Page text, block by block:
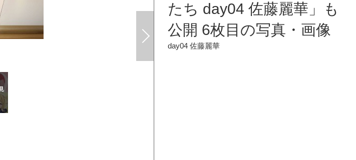
たち day04 佐藤麗華」も
公開 6枚目の写真・画像
day04 佐藤麗華